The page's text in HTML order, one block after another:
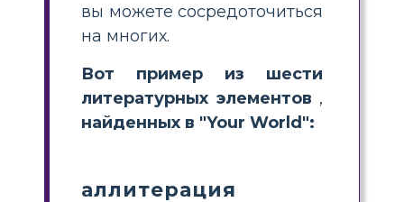
вы можете сосредоточиться
на многих.
Вот пример из шести
литературных элементов ,
найденных в "Your World":
аллитерация